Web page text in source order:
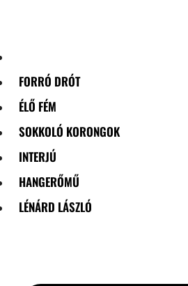
FORRÓ DRÓT
ÉLŐ FÉM
SOKKOLÓ KORONGOK
INTERJÚ
HANGERŐMŰ
LÉNÁRD LÁSZLÓ